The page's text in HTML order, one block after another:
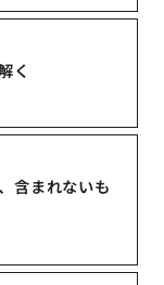
く
含まれないも